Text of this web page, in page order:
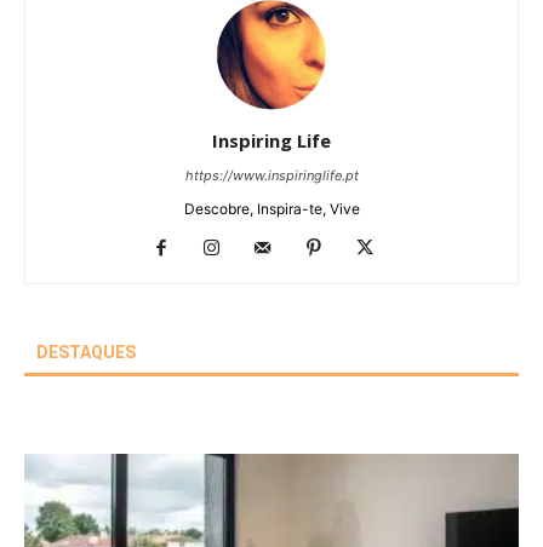
Inspiring Life
https://www.inspiringlife.pt
Descobre, Inspira-te, Vive
DESTAQUES